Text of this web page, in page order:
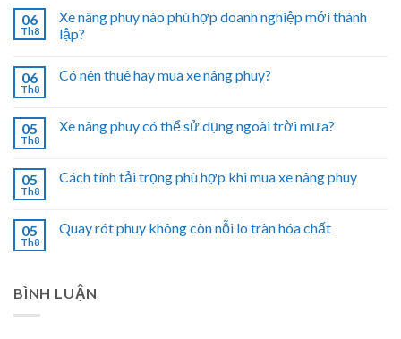
06
Th8
Xe nâng phuy nào phù hợp doanh nghiệp mới thành
lập?
06
Th8
Có nên thuê hay mua xe nâng phuy?
05
Th8
Xe nâng phuy có thể sử dụng ngoài trời mưa?
05
Th8
Cách tính tải trọng phù hợp khi mua xe nâng phuy
05
Th8
Quay rót phuy không còn nỗi lo tràn hóa chất
BÌNH LUẬN